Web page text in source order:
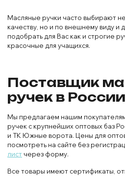
Масляные ручки часто выбирают
качеству, но и по внешнему виду и
подобрать для Вас как и строгие
красочные для учащихся.
Поставщик
ручек в России
Мы предлагаем нашим
ручек с крупнейших оптовых баз
и ТК Южные ворота. Цены для
посмотреть на сайте без
лист через форму.
Все товары имеют сертификаты,